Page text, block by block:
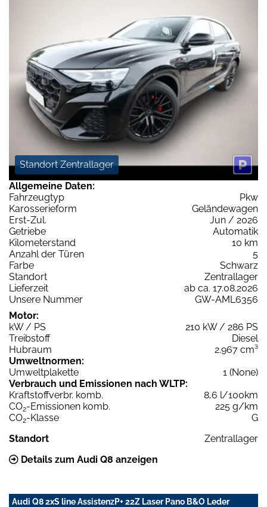
Standort Zentrallager
Allgemeine Daten:
Fahrzeugtyp
Pkw
Karosserieform
Geländewagen
Erst-Zul.
Jun / 2026
Getriebe
Automatik
Kilometerstand
10 km
Anzahl der Türen
5
Farbe
Schwarz
Standort
Zentrallager
Lieferzeit
ab ca. 17.08.2026
Unsere Nummer
GW-AML6356
Motor:
kW / PS
210 kW / 286 PS
Treibstoff
Diesel
Hubraum
2.967 cm³
Umweltnormen:
Umweltplakette
1 (None)
Verbrauch und Emissionen nach WLTP:
Kraftstoffverbr. komb.
8,6 l/100km
CO2-Emissionen komb.
225 g/km
CO2-Klasse
G
Standort
Zentrallager
Details zum Audi Q8 anzeigen
Audi Q8 2xS line AssistenzP+ 22Z Laser Pano B&O Leder